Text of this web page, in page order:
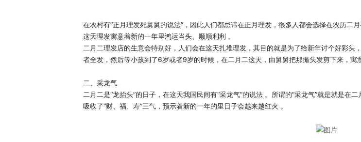
在农村有“正月理发死舅舅的说法”，因此人们都忌讳在正月理发，很多人都会选择在农历二
这天理发寓意着新的一年里鸿运当头、顺顺利利 。
二月二理发店的生意会特别好，人们会在这天扎堆理发，其目的就是为了给新年讨个好彩
者全发，然后等小孩到了6岁或者9岁的时候，在二月二这天，由舅舅把那撮头发剪下来，寓
二、采龙气
二月二是“龙抬头”的日子，在这天我国民间有“采龙气”的说法 。所谓的“采龙气”就是就是
吸收了“财、福、寿”三气，预示着新的一年的里日子会越来越红火 。